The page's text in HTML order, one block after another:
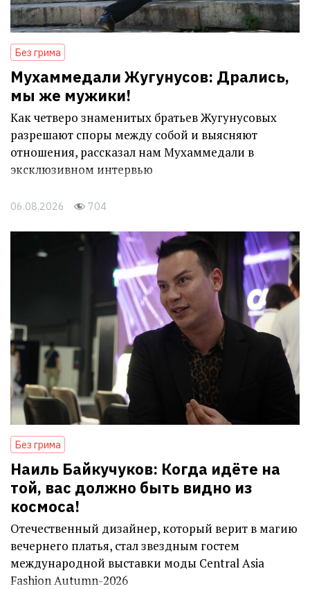
Без грима
Мухаммедали Жугунусов: Дрались,
мы же мужики!
Как четверо знаменитых братьев Жугунусовых
разрешают споры между собой и выясняют
отношения, рассказал нам Мухаммедали в
эксклюзивном интервью
06.08.2026 704
Без грима
Наиль Байкучуков: Когда идёте на
той, вас должно быть видно из
космоса!
Отечественный дизайнер, который верит в магию
вечернего платья, стал звездным гостем
международной выставки моды Central Asia
Fashion Autumn-2026